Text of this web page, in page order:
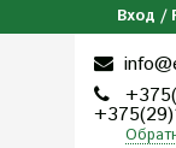
Вход /